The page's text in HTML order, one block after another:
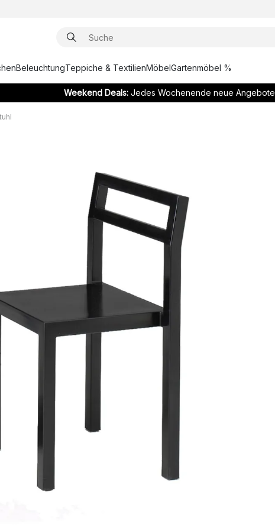
BeleuchtungTeppiche & TextilienMöbelGartenmöbel %
Weekend Deals:Jedes Wochenende neue Angebote